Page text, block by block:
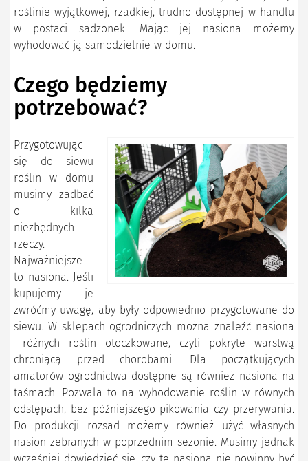
roślinie wyjątkowej, rzadkiej, trudno dostępnej w handlu
w postaci sadzonek. Mając jej nasiona możemy
wyhodować ją samodzielnie w domu.
Czego będziemy
potrzebować?
Przygotowując
się do siewu
roślin w domu
musimy zadbać
o kilka
niezbędnych
rzeczy.
Najważniejsze
to nasiona. Jeśli
kupujemy je
zwróćmy uwagę, aby były odpowiednio przygotowane do
siewu. W sklepach ogrodniczych można znaleźć nasiona
różnych roślin otoczkowane, czyli pokryte warstwą
chroniącą przed chorobami. Dla początkujących
amatorów ogrodnictwa dostępne są również nasiona na
taśmach. Pozwala to na wyhodowanie roślin w równych
odstępach, bez późniejszego pikowania czy przerywania.
Do produkcji rozsad możemy również użyć własnych
nasion zebranych w poprzednim sezonie. Musimy jednak